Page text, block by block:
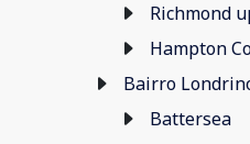
Richmond
Hampton
Bairro
Battersea